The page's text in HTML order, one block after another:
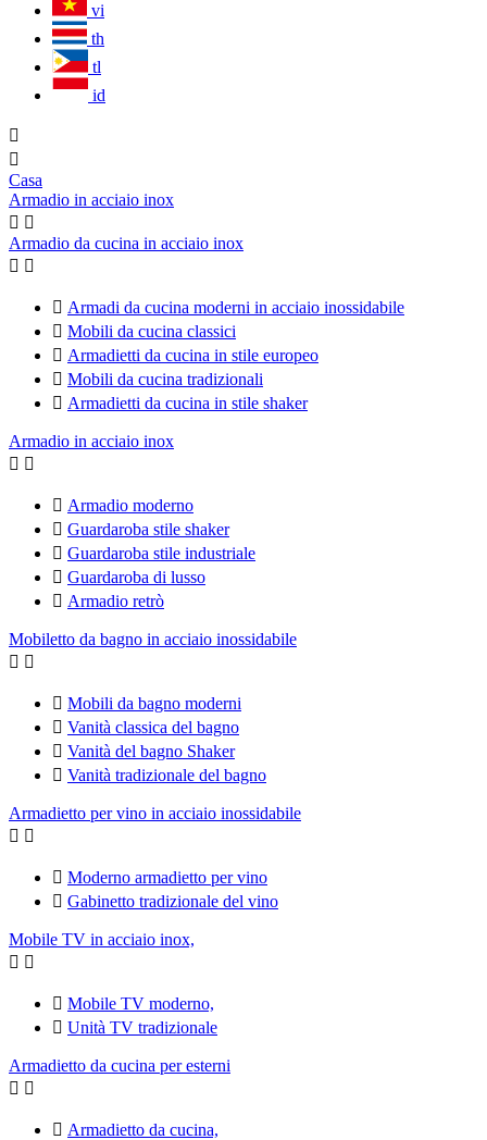
vi
th
tl
id


Casa
Armadio in acciaio inox
 
Armadio da cucina in acciaio inox
 
 Armadi da cucina moderni in acciaio inossidabile
 Mobili da cucina classici
 Armadietti da cucina in stile europeo
 Mobili da cucina tradizionali
 Armadietti da cucina in stile shaker
Armadio in acciaio inox
 
 Armadio moderno
 Guardaroba stile shaker
 Guardaroba stile industriale
 Guardaroba di lusso
 Armadio retrò
Mobiletto da bagno in acciaio inossidabile
 
 Mobili da bagno moderni
 Vanità classica del bagno
 Vanità del bagno Shaker
 Vanità tradizionale del bagno
Armadietto per vino in acciaio inossidabile
 
 Moderno armadietto per vino
 Gabinetto tradizionale del vino
Mobile TV in acciaio inox,
 
 Mobile TV moderno,
 Unità TV tradizionale
Armadietto da cucina per esterni
 
 Armadietto da cucina,